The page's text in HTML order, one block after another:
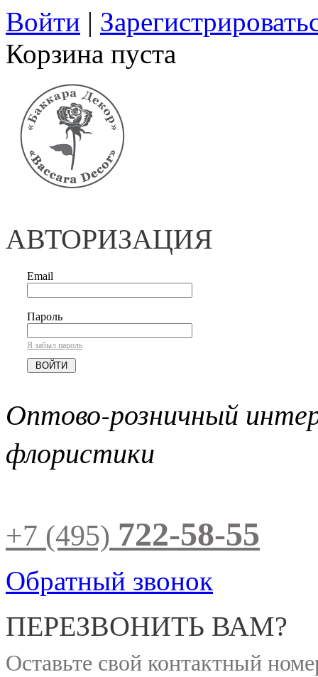
Войти |
Корзина пуста
АВТОРИЗАЦИЯ
Email
Пароль
Я забыл пароль
Оптово-розничный
флористики
+7 (495) 722-58-55
Обратный звонок
ПЕРЕЗВОНИТЬ ВАМ?
Оставьте свой контактный